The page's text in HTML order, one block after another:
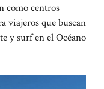
como centros
viajeros que buscan
y surf en el Océano